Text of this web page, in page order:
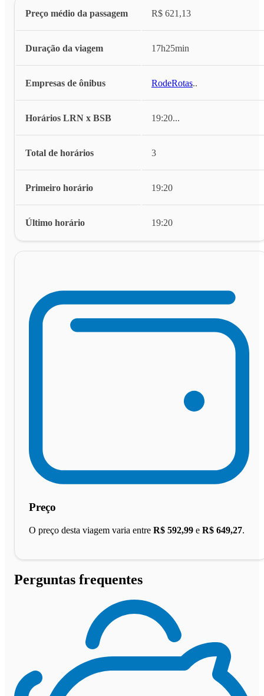
Preço médio da passagem R$ 621,13
Duração da viagem 17h25min
Empresas de ônibus RodeRotas...
Horários LRN x BSB 19:20...
Total de horários 3
Primeiro horário 19:20
Último horário 19:20
Preço
O preço desta viagem varia entre R$ 592,99 e R$ 649,27.
Perguntas frequentes